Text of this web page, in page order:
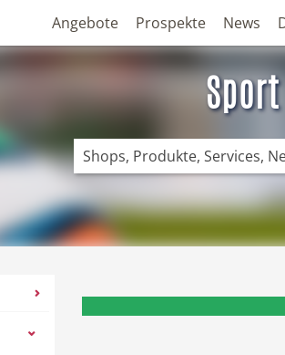
Angebote Prospekte News